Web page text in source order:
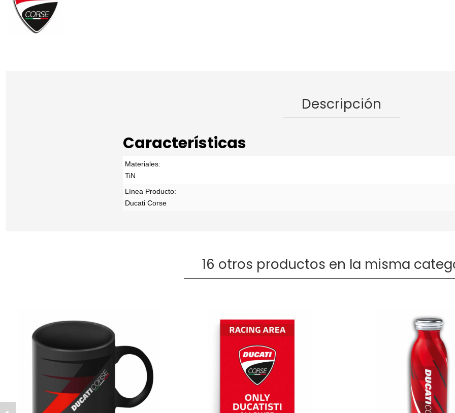
Descripción
Características
Materiales:
TiN
Línea Producto:
Ducati Corse
16 otros productos en la misma